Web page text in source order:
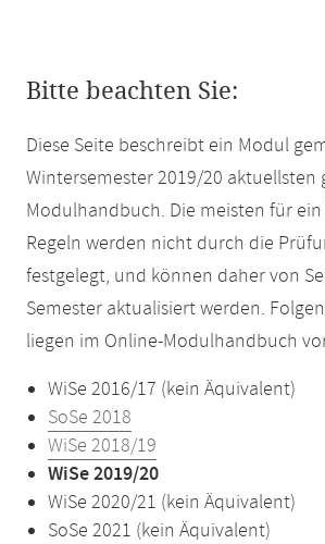
Bitte beachten Sie:
Diese Seite beschreibt ein Modul
Wintersemester 2019/20 aktuellsten
Modulhandbuch. Die meisten für
Regeln werden nicht durch die
festgelegt, und können daher von
Semester aktualisiert werden.
liegen im Online-Modulhandbuch
WiSe 2016/17 (kein Äquivalent)
SoSe 2018
WiSe 2018/19
WiSe 2019/20
WiSe 2020/21 (kein Äquivalent)
SoSe 2021 (kein Äquivalent)